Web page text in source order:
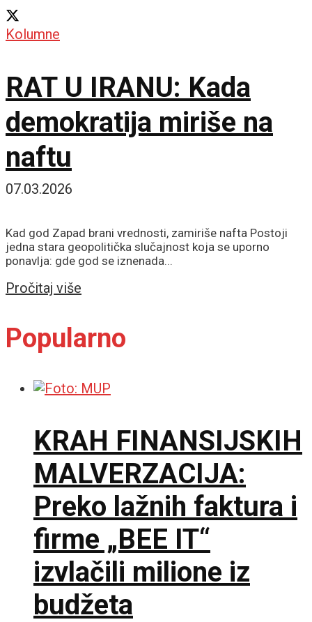
Kolumne
RAT U IRANU: Kada
demokratija miriše na
naftu
07.03.2026
Kad god Zapad brani vrednosti, zamiriše nafta Postoji
jedna stara geopolitička slučajnost koja se uporno
ponavlja: gde god se iznenada...
Pročitaj više
Popularno
KRAH FINANSIJSKIH
MALVERZACIJA:
Preko lažnih faktura i
firme „BEE IT“
izvlačili milione iz
budžeta